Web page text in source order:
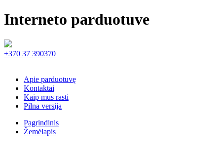
Interneto parduotuve
+370 37 390370
Apie parduotuvę
Kontaktai
Kaip mus rasti
Pilna versija
Pagrindinis
Žemėlapis